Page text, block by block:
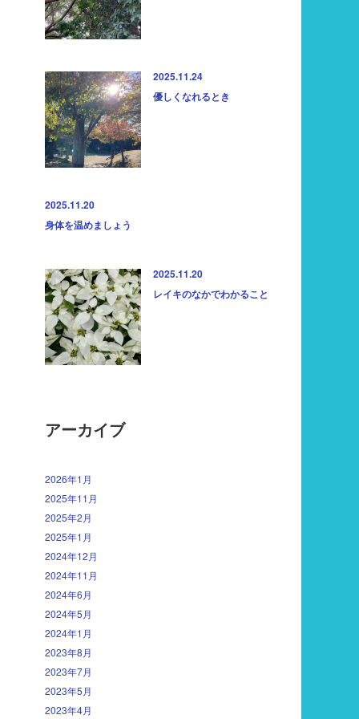
2025.11.24
優しくなれるとき
2025.11.20
身体を温めましょう
2025.11.20
レイキのなかでわかること
アーカイブ
2026年1月
2025年11月
2025年2月
2025年1月
2024年12月
2024年11月
2024年6月
2024年5月
2024年1月
2023年8月
2023年7月
2023年5月
2023年4月